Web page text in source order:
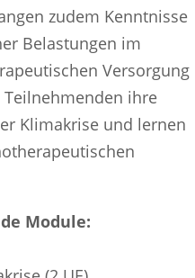
zudem Kenntnisse
Belastungen im
Versorgung
ihre
Klimakrise und lernen
Module: